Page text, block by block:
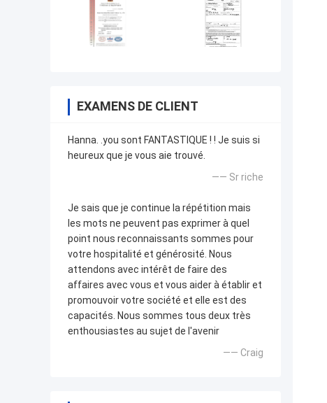
EXAMENS DE CLIENT
Hanna. .you sont FANTASTIQUE ! ! Je suis si
heureux que je vous aie trouvé.
—— Sr riche
Je sais que je continue la répétition mais
les mots ne peuvent pas exprimer à quel
point nous reconnaissants sommes pour
votre hospitalité et générosité. Nous
attendons avec intérêt de faire des
affaires avec vous et vous aider à établir et
promouvoir votre société et elle est des
capacités. Nous sommes tous deux très
enthousiastes au sujet de l'avenir
—— Craig